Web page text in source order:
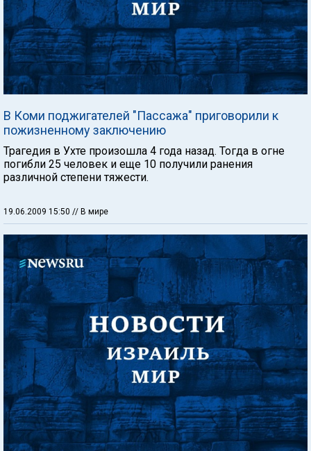
В Коми поджигателей "Пассажа" приговорили к
пожизненному заключению
Трагедия в Ухте произошла 4 года назад. Тогда в огне
погибли 25 человек и еще 10 получили ранения
различной степени тяжести.
19.06.2009 15:50 // В мире